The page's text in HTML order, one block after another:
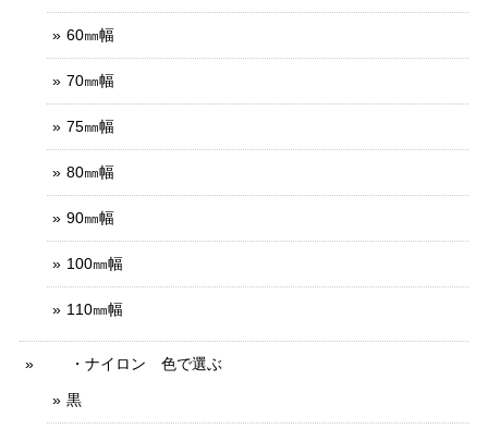
60㎜幅
70㎜幅
75㎜幅
80㎜幅
90㎜幅
100㎜幅
110㎜幅
・ナイロン 色で選ぶ
黒